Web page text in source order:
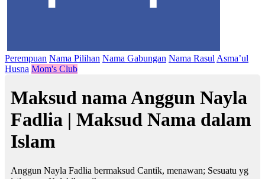
Perempuan Nama Pilihan Nama Gabungan Nama Rasul Asma’ul
Husna Mom's Club
Maksud nama Anggun Nayla
Fadlia | Maksud Nama dalam
Islam
Anggun Nayla Fadlia bermaksud Cantik, menawan; Sesuatu yg